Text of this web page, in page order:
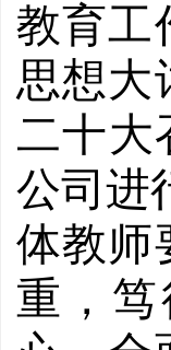
教育工
思想大
二十大
公司进
体教师
重，